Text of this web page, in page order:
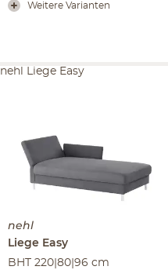
Weitere Varianten
nehl
Liege Easy
BHT 220|80|96 cm
nehl Liege Easy